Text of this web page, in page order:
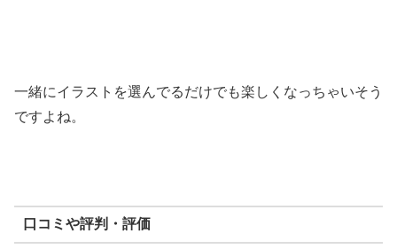
一緒にイラストを選んでるだけでも楽しくなっちゃいそう
ですよね。
口コミや評判・評価